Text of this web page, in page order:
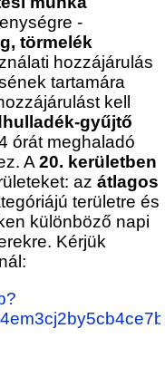
-
törmelék
hozzájárulás
tartamára
kell
gyűjtő
órát meghaladó
A20. kerületben
az átlagos
területre és
különböző napi
Kérjük